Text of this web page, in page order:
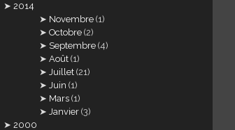
2014
Novembre (1)
Octobre (2)
Septembre (4)
Août (1)
Juillet (21)
Juin (1)
Mars (1)
Janvier (3)
2000